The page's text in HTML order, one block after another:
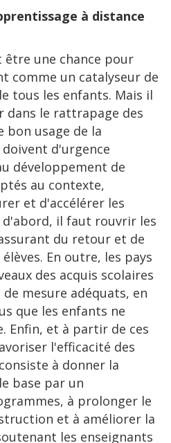
à distance
une chance pour
comme un catalyseur de
tous les enfants. Mais il
le rattrapage des
bon usage de la
d'urgence
développement de
au contexte,
et d'accélérer les
il faut rouvrir les
du retour et de
En outre, les pays
des acquis scolaires
mesure adéquats, en
que les enfants ne
Enfin, et à partir de ces
l'efficacité des
à donner la
base par un
à prolonger le
et à améliorer la
les enseignants